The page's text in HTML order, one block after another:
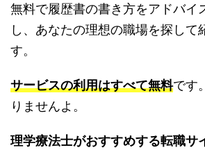
無料で履歴書の書き方をアドバイ
し、あなたの理想の職場を探して
す。
サービスの利用はすべて無料です
りませんよ。
理学療法士がおすすめする転職